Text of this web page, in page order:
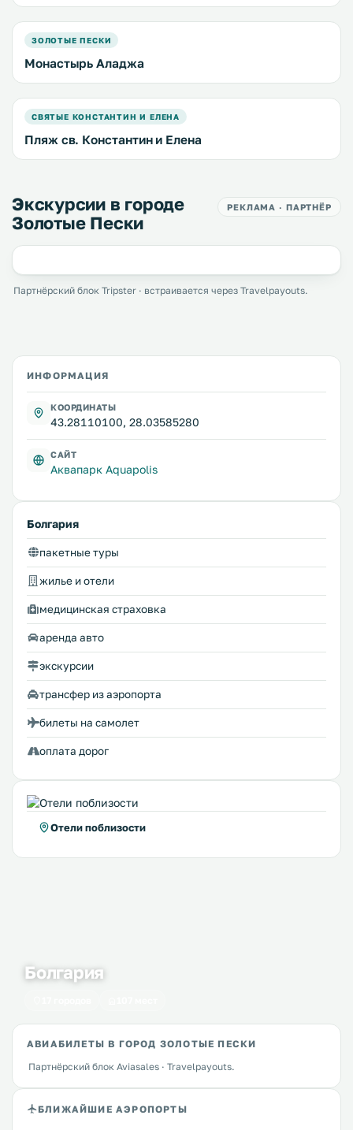
ЗОЛОТЫЕ ПЕСКИ
Монастырь Аладжа
СВЯТЫЕ КОНСТАНТИН И ЕЛЕНА
Пляж св. Константин и Елена
Экскурсии в городе
Золотые Пески
РЕКЛАМА · ПАРТНЁР
Партнёрский блок Tripster · встраивается через Travelpayouts.
ИНФОРМАЦИЯ
КООРДИНАТЫ
43.28110100, 28.03585280
САЙТ
Аквапарк Aquapolis
Болгария
пакетные туры
жилье и отели
медицинская страховка
аренда авто
экскурсии
трансфер из аэропорта
билеты на самолет
оплата дорог
Отели поблизости
Болгария
АВИАБИЛЕТЫ В ГОРОД ЗОЛОТЫЕ ПЕСКИ
Партнёрский блок Aviasales · Travelpayouts.
БЛИЖАЙШИЕ АЭРОПОРТЫ